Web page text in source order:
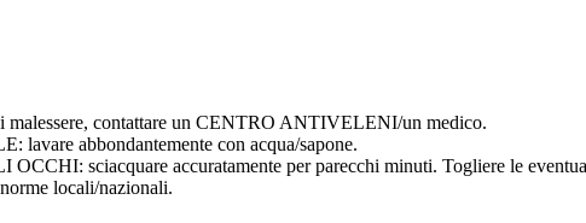
contattare un CENTRO ANTIVELENI/un medico.
abbondantemente con acqua/sapone.
sciacquare accuratamente per parecchi minuti. Togliere le
locali/nazionali.